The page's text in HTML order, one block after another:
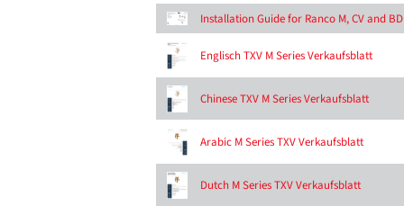
Installation Guide for Ranco M, CV and
Englisch TXV M Series Verkaufsblatt
Chinese TXV M Series Verkaufsblatt
Arabic M Series TXV Verkaufsblatt
Dutch M Series TXV Verkaufsblatt